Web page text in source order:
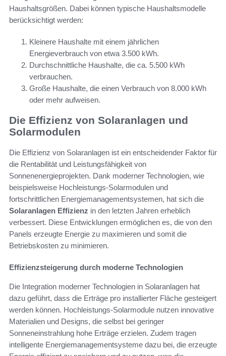
Haushaltsgrößen. Dabei können typische Haushaltsmodelle
berücksichtigt werden:
Kleinere Haushalte mit einem jährlichen
Energieverbrauch von etwa 3.500 kWh.
Durchschnittliche Haushalte, die ca. 5.500 kWh
verbrauchen.
Große Haushalte, die einen Verbrauch von 8.000 kWh
oder mehr aufweisen.
Die Effizienz von Solaranlagen und
Solarmodulen
Die Effizienz von Solaranlagen ist ein entscheidender Faktor für
die Rentabilität und Leistungsfähigkeit von
Sonnenenergieprojekten. Dank moderner Technologien, wie
beispielsweise Hochleistungs-Solarmodulen und
fortschrittlichen Energiemanagementsystemen, hat sich die
Solaranlagen Effizienz in den letzten Jahren erheblich
verbessert. Diese Entwicklungen ermöglichen es, die von den
Panels erzeugte Energie zu maximieren und somit die
Betriebskosten zu minimieren.
Effizienzsteigerung durch moderne Technologien
Die Integration moderner Technologien in Solaranlagen hat
dazu geführt, dass die Erträge pro installierter Fläche gesteigert
werden können. Hochleistungs-Solarmodule nutzen innovative
Materialien und Designs, die selbst bei geringer
Sonneneinstrahlung hohe Erträge erzielen. Zudem tragen
intelligente Energiemanagementsysteme dazu bei, die erzeugte